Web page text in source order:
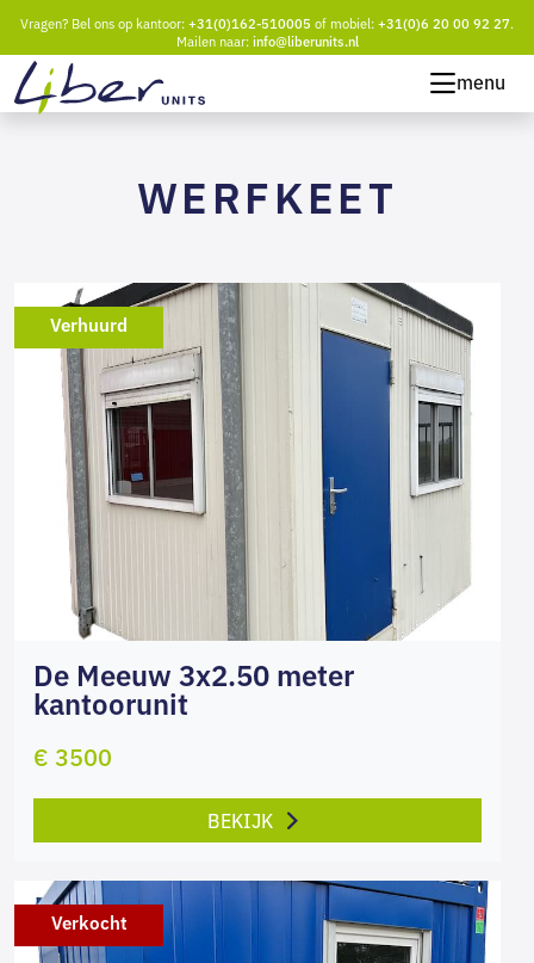
Vragen? Bel ons op kantoor:+31(0)162-510005 of mobiel:+31(0)6 20 00 92 27.
Mailen naar:info@liberunits.nl
menu
WERFKEET
Verhuurd
De Meeuw 3x2.50 meter
kantoorunit
€ 3500
BEKIJK
Verkocht